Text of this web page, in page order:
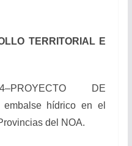
TERRITORIAL E
DE
embalse hídrico en el
del NOA.